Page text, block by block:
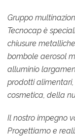
Gruppo
Tecnocap è
chiusure
bombole aerosol
alluminio
prodotti
cosmetica, della
Il nostro impegno
Progettiamo e